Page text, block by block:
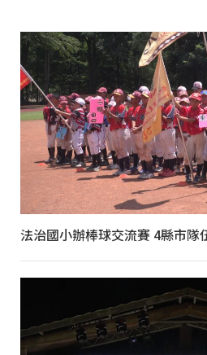
法治國小辦棒球交流賽 4縣市隊